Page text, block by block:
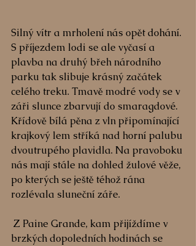
Silný vítr a mrholení nás opět dohání.
S příjezdem lodi se ale vyčasí a
plavba na druhý břeh národního
parku tak slibuje krásný začátek
celého treku. Tmavě modré vody se v
záři slunce zbarvují do smaragdové.
Křídově bílá pěna z vln připomínající
krajkový lem stříká nad horní palubu
dvoutrupého plavidla. Na pravoboku
nás mají stále na dohled žulové věže,
po kterých se ještě téhož rána
rozlévala sluneční záře.
brzkých dopoledních hodinách se